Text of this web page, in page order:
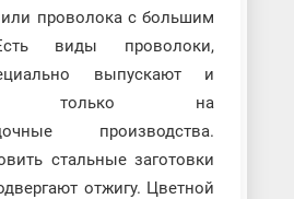
проволока с большим
виды проволоки,
выпускают и
только на
производства.
стальные заготовки
отжигу. Цветной